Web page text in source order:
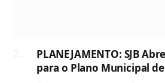
PLANEJAMENTO: SJB
para o Plano Municipal